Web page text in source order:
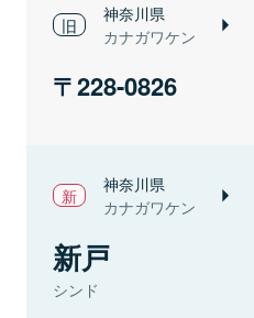
神奈川県
カナガワケン
228-0826
神奈川県
カナガワケン
新戸
シンド